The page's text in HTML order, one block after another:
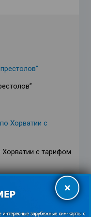
с тарифом
×